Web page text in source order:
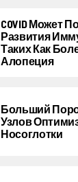
COVID Может
Развития
Таких Как
Алопеция
Больший
Узлов
Носоглотки